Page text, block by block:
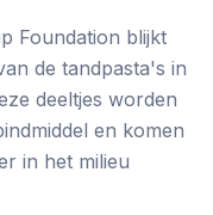
Foundation blijkt
de tandpasta's in
deeltjes worden
en komen
in het milieu